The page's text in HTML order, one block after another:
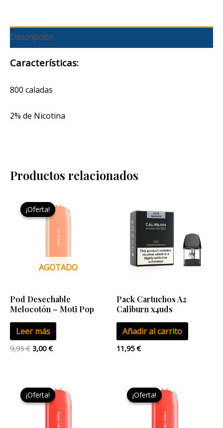
Descripción
Características:
800 caladas
2% de Nicotina
Productos relacionados
¡Oferta!
AGOTADO
¡Oferta!
Pod Desechable
Melocotón – Moti Pop
Leer más
9,95€
precio
original
era:
3,00€
precio
actual
3,00 €.
Pack Cartuchos A2
Caliburn x4uds
Añadir al carrito
11,95€
¡Oferta!
¡Oferta!
precio
original
era:
precio
actual
es:
3,00 €.
¡Oferta!
¡Oferta!
precio
original
era:
precio
actual
es:
3,00 €.